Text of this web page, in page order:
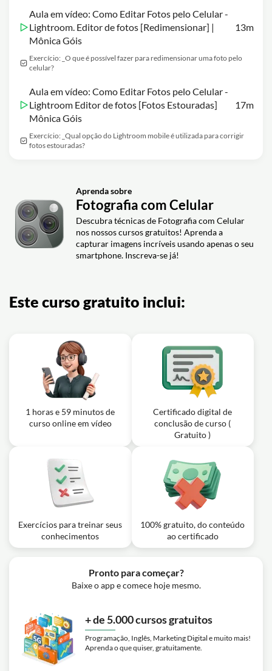
Aula em vídeo: Como Editar Fotos pelo Celular -
Lightroom. Editor de fotos [Redimensionar] |
Mônica Góis
13m
Exercício: _O que é possível fazer para redimensionar uma foto pelo
celular?
Aula em vídeo: Como Editar Fotos pelo Celular -
Lightroom Editor de fotos [Fotos Estouradas]
Mônica Góis
17m
Exercício: _Qual opção do Lightroom mobile é utilizada para corrigir
fotos estouradas?
Aprenda sobre
Fotografia com Celular
Descubra técnicas de Fotografia com Celular
nos nossos cursos gratuitos! Aprenda a
capturar imagens incríveis usando apenas o seu
smartphone. Inscreva-se já!
Este curso gratuito inclui:
1 horas e 59 minutos de
curso online em vídeo
Certificado digital de
conclusão de curso (
Gratuito )
Exercícios para treinar seus
conhecimentos
100% gratuito, do conteúdo
ao certificado
Pronto para começar?
Baixe o app e comece hoje mesmo.
+ de 5.000 cursos gratuitos
Programação, Inglês, Marketing Digital e muito mais!
Aprenda o que quiser, gratuitamente.